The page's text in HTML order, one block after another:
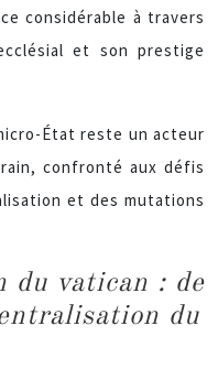
considérable à travers
et son prestige
État reste un acteur
confronté aux défis
et des mutations
du vatican : de
du